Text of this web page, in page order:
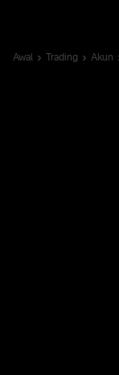
Awal Trading Akun